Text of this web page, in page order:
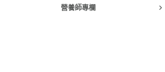
營養師專欄